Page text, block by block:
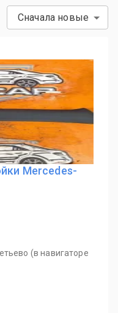
Сначала новые
Mercedes-
(в навигаторе